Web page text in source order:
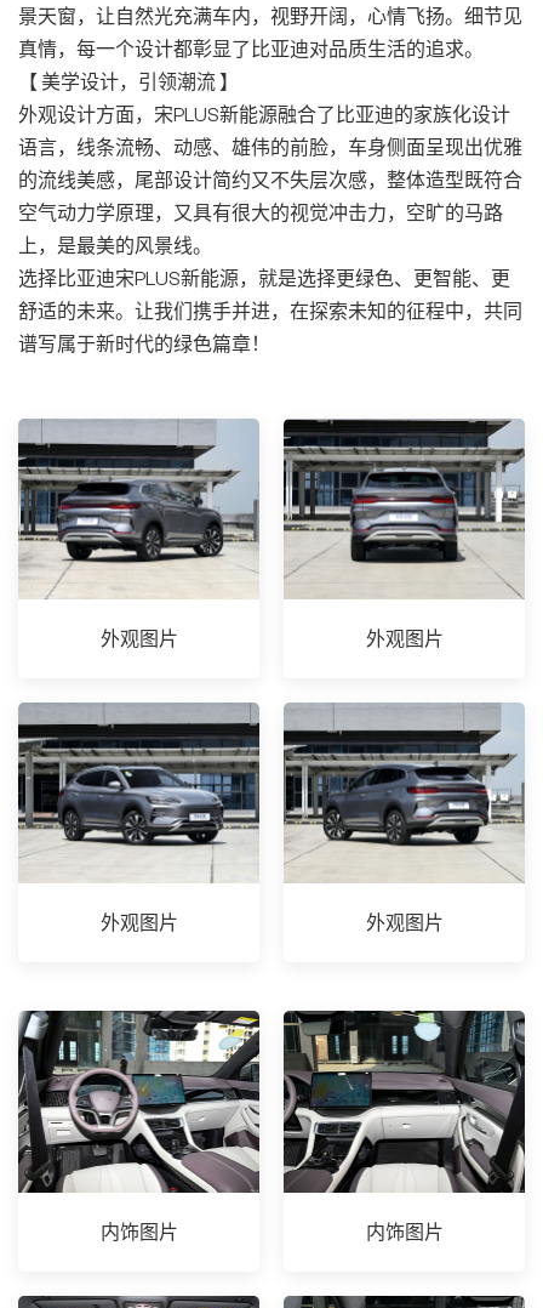
景天窗，让自然光充满车内，视野开阔，心情飞扬。细节见
真情，每一个设计都彰显了比亚迪对品质生活的追求。
【 美学设计，引领潮流 】
外观设计方面，宋PLUS新能源融合了比亚迪的家族化设计
语言，线条流畅、动感、雄伟的前脸，车身侧面呈现出优雅
的流线美感，尾部设计简约又不失层次感，整体造型既符合
空气动力学原理，又具有很大的视觉冲击力，空旷的马路
上，是最美的风景线。
选择比亚迪宋PLUS新能源，就是选择更绿色、更智能、更
舒适的未来。让我们携手并进，在探索未知的征程中，共同
谱写属于新时代的绿色篇章！
外观图片 外观图片
外观图片 外观图片
内饰图片 内饰图片